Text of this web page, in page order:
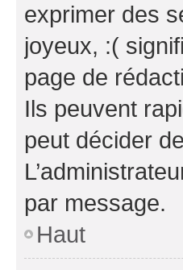
exprimer des
joyeux, :(
page de
Ils peuvent
peut décider
par message.
Haut